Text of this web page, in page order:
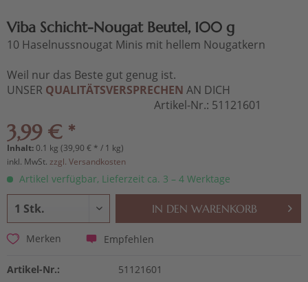
Viba Schicht-Nougat Beutel, 100 g
10 Haselnussnougat Minis mit hellem Nougatkern
Weil nur das Beste gut genug ist.
UNSER QUALITÄTSVERSPRECHEN AN DICH
Artikel-Nr.: 51121601
3,99 € *
Inhalt:0.1 kg (39,90 € * / 1 kg)
inkl. MwSt. zzgl. Versandkosten
Artikel verfügbar, Lieferzeit ca. 3 – 4 Werktage
IN DEN WARENKORB
Merken Empfehlen
Artikel-Nr.: 51121601